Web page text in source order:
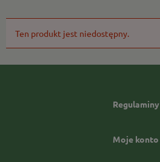
Ten produkt jest niedostępny.
Regulaminy
Moje konto